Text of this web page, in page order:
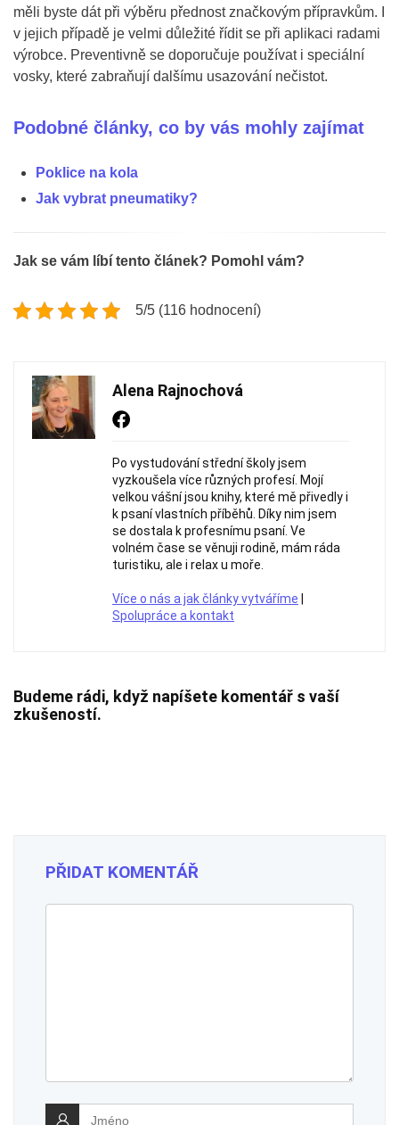
měli byste dát při výběru přednost značkovým přípravkům. I
v jejich případě je velmi důležité řídit se při aplikaci radami
výrobce. Preventivně se doporučuje používat i speciální
vosky, které zabraňují dalšímu usazování nečistot.
Podobné články, co by vás mohly zajímat
Poklice na kola
Jak vybrat pneumatiky?
Jak se vám líbí tento článek? Pomohl vám?
5/5 (116 hodnocení)
Alena Rajnochová
Po vystudování střední školy jsem
vyzkoušela více různých profesí. Mojí
velkou vášní jsou knihy, které mě přivedly i
k psaní vlastních příběhů. Díky nim jsem
se dostala k profesnímu psaní. Ve
volném čase se věnuji rodině, mám ráda
turistiku, ale i relax u moře.
Více o nás a jak články vytváříme
Spolupráce a kontakt
Budeme rádi, když napíšete komentář s vaší
zkušeností.
PŘIDAT KOMENTÁŘ